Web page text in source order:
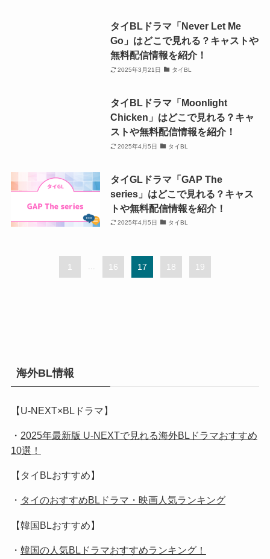
タイBLドラマ「Never Let Me
Go」はどこで見れる？キャストや
無料配信情報を紹介！
2025年3月21日 タイBL
タイBLドラマ「Moonlight
Chicken」はどこで見れる？キャ
ストや無料配信情報を紹介！
2025年4月5日 タイBL
タイGLドラマ「GAP The
series」はどこで見れる？キャス
トや無料配信情報を紹介！
2025年4月5日 タイBL
1 ... 16 17 18 19
海外BL情報
【U-NEXT×BLドラマ】
・ 2025年最新版 U-NEXTで見れる海外BLドラマおすすめ
10選！
【タイBLおすすめ】
・ タイのおすすめBLドラマ・映画人気ランキング
【韓国BLおすすめ】
・ 韓国の人気BLドラマおすすめランキング！